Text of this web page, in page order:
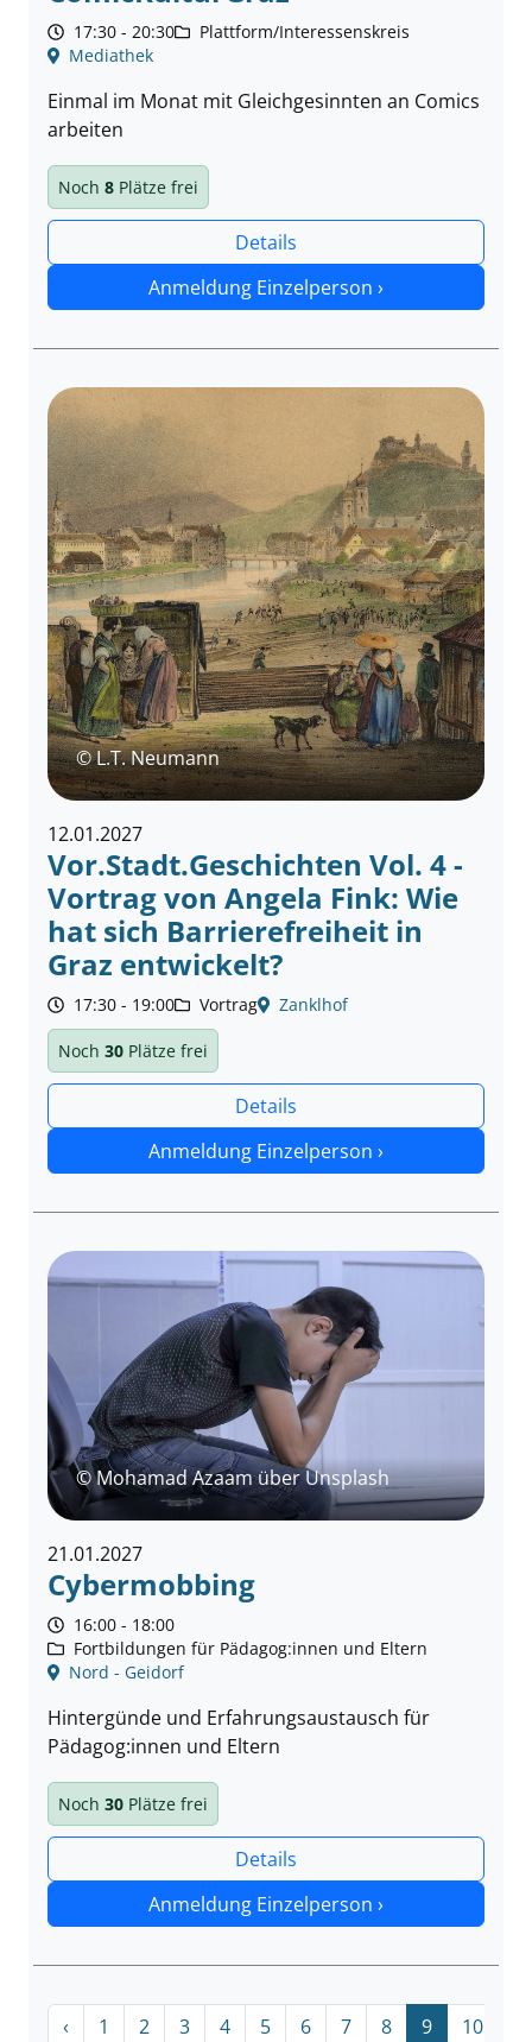
17:30 - 20:30
Plattform/Interessenskreis
Mediathek
Einmal im Monat mit Gleichgesinnten an Comics
arbeiten
Noch 8 Plätze frei
Details
Anmeldung Einzelperson ›
12.01.2027
Vor.Stadt.Geschichten Vol. 4 -
Vortrag von Angela Fink: Wie
hat sich Barrierefreiheit in
Graz entwickelt?
17:30 - 19:00 Vortrag Zanklhof
Noch 30 Plätze frei
Details
Anmeldung Einzelperson ›
© L.T. Neumann
21.01.2027
Cybermobbing
16:00 - 18:00
Fortbildungen für Pädagog:innen und Eltern
Nord - Geidorf
Hintergünde und Erfahrungsaustausch für
Pädagog:innen und Eltern
Noch 30 Plätze frei
Details
Anmeldung Einzelperson ›
© Mohamad Azaam über Unsplash
‹ 1 2 3 4 5 6 7 8 9 10